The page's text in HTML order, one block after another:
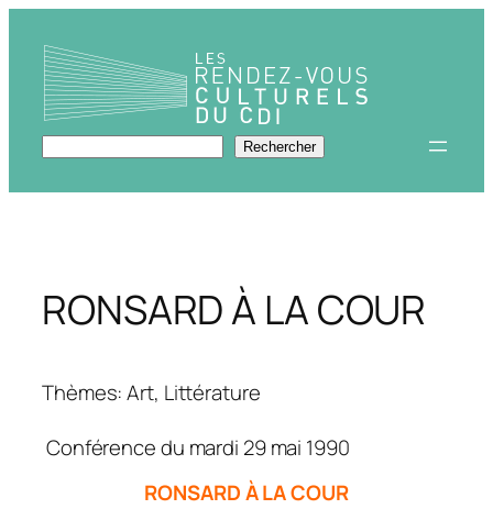
contenu
Rechercher Rechercher
RONSARD À LA COUR
Thèmes: Art, Littérature
Conférence du mardi 29 mai 1990
RONSARD À LA COUR